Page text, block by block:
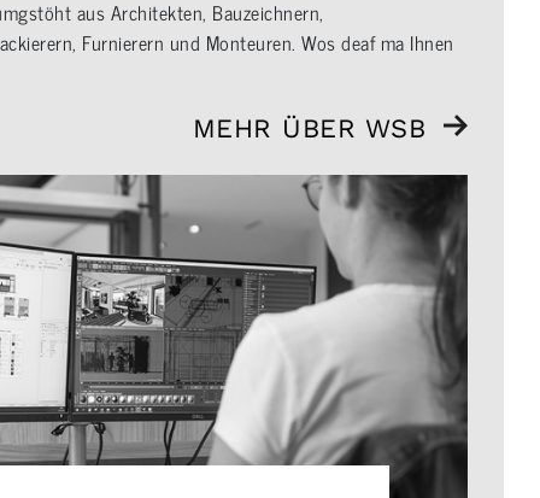
aus Architekten, Bauzeichnern,
Furnierern und Monteuren. Wos deaf ma Ihnen
MEHR ÜBER WSB